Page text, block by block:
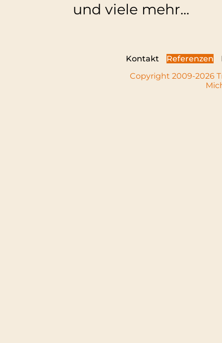
und viele mehr...
Kontakt Referenzen
Copyright 2009-2026